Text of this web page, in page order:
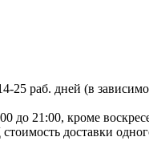
25 раб. дней (в
до 21:00, кроме
доставки